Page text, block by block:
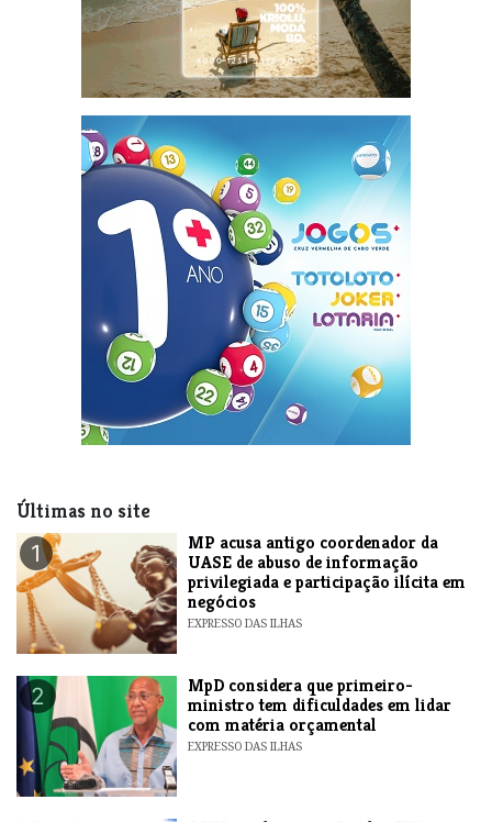
Últimas no site
1
MP acusa antigo coordenador da
UASE de abuso de informação
privilegiada e participação ilícita em
negócios
EXPRESSO DAS ILHAS
2
MpD considera que primeiro-
ministro tem dificuldades em lidar
com matéria orçamental
EXPRESSO DAS ILHAS